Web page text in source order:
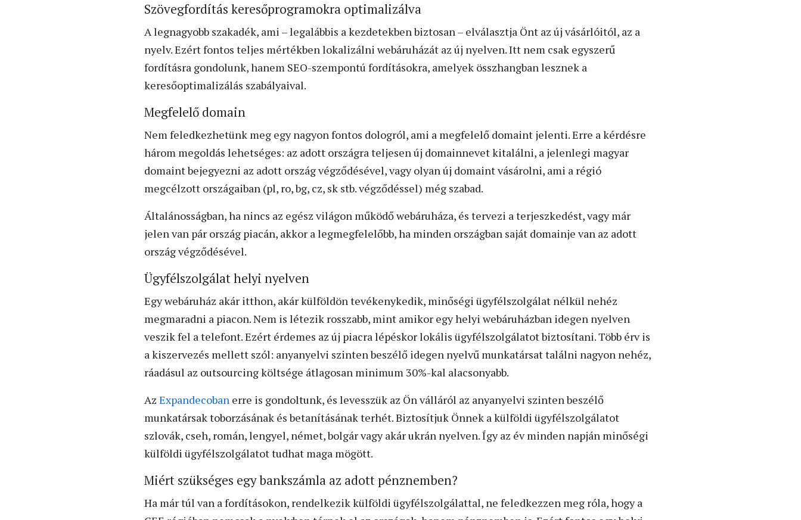
Szövegfordítás keresőprogramokra optimalizálva
A legnagyobb szakadék, ami – legalábbis a kezdetekben biztosan – elválasztja Önt az új vásárlóitól, az a
nyelv. Ezért fontos teljes mértékben lokalizálni webáruházát az új nyelven. Itt nem csak egyszerű
fordításra gondolunk, hanem SEO-szempontú fordításokra, amelyek összhangban lesznek a
keresőoptimalizálás szabályaival.
Megfelelő domain
Nem feledkezhetünk meg egy nagyon fontos dologról, ami a megfelelő domaint jelenti. Erre a kérdésre
három megoldás lehetséges: az adott országra teljesen új domainnevet kitalálni, a jelenlegi magyar
domaint bejegyezni az adott ország végződésével, vagy olyan új domaint vásárolni, ami a régió
megcélzott országaiban (pl, ro, bg, cz, sk stb. végződéssel) még szabad.
Általánosságban, ha nincs az egész világon működő webáruháza, és tervezi a terjeszkedést, vagy már
jelen van pár ország piacán, akkor a legmegfelelőbb, ha minden országban saját domainje van az adott
ország végződésével.
Ügyfélszolgálat helyi nyelven
Egy webáruház akár itthon, akár külföldön tevékenykedik, minőségi ügyfélszolgálat nélkül nehéz
megmaradni a piacon. Nem is létezik rosszabb, mint amikor egy helyi webáruházban idegen nyelven
veszik fel a telefont. Ezért érdemes az új piacra lépéskor lokális ügyfélszolgálatot biztosítani. Több érv is
a kiszervezés mellett szól: anyanyelvi szinten beszélő idegen nyelvű munkatársat találni nagyon nehéz,
ráadásul az outsourcing költsége átlagosan minimum 30%-kal alacsonyabb.
Az Expandecoban erre is gondoltunk, és levesszük az Ön válláról az anyanyelvi szinten beszélő
munkatársak toborzásának és betanításának terhét. Biztosítjuk Önnek a külföldi ügyfélszolgálatot
szlovák, cseh, román, lengyel, német, bolgár vagy akár ukrán nyelven. Így az év minden napján minőségi
külföldi ügyfélszolgálatot tudhat maga mögött.
Miért szükséges egy bankszámla az adott pénznemben?
Ha már túl van a fordításokon, rendelkezik külföldi ügyfélszolgálattal, ne feledkezzen meg róla, hogy a